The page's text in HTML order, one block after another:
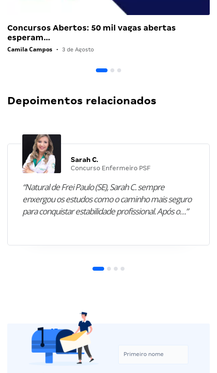
Concursos Abertos: 50 mil vagas abertas
esperam…
Camila Campos • 3 de Agosto
Depoimentos relacionados
Sarah C.
Concurso Enfermeiro PSF
“Natural de Frei Paulo (SE), Sarah C. sempre
enxergou os estudos como o caminho mais seguro
para conquistar estabilidade profissional. Após o…”